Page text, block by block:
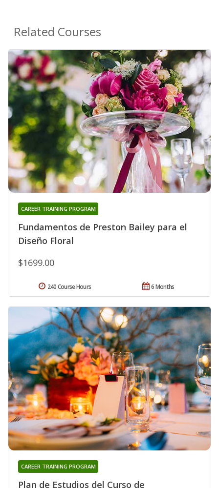
Related Courses
Fundamentos de Preston Bailey para el
Diseño Floral
CAREER TRAINING PROGRAM
$1699.00
6 Months
240 Course Hours
Plan de Estudios del Curso de
CAREER TRAINING PROGRAM